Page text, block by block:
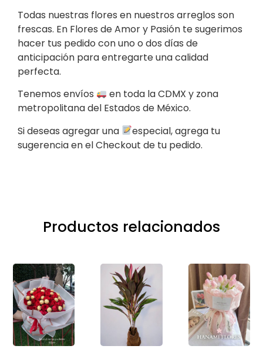
Todas nuestras flores en nuestros arreglos son
frescas. En Flores de Amor y Pasión te sugerimos
hacer tus pedido con uno o dos días de
anticipación para entregarte una calidad
perfecta.
Tenemos envíos
en toda la CDMX y zona
metropolitana del Estados de México.
Si deseas agregar una
especial, agrega tu
sugerencia en el Checkout de tu pedido.
Productos relacionados